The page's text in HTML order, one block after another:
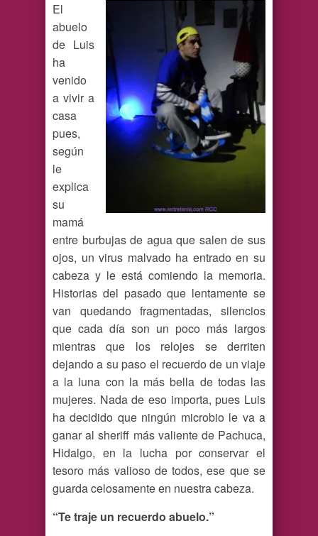
El
abuelo
de Luis
ha
venido
a vivir a
casa
pues,
según
le
explica
su
mamá
entre burbujas de agua que salen de sus
ojos, un virus malvado ha entrado en su
cabeza y le está comiendo la memoria.
Historias del pasado que lentamente se
van quedando fragmentadas, silencios
que cada día son un poco más largos
mientras que los relojes se derriten
dejando a su paso el recuerdo de un viaje
a la luna con la más bella de todas las
mujeres. Nada de eso importa, pues Luis
ha decidido que ningún microbio le va a
ganar al sheriff más valiente de Pachuca,
Hidalgo, en la lucha por conservar el
tesoro más valioso de todos, ese que se
guarda celosamente en nuestra cabeza.
“Te traje un recuerdo abuelo.”